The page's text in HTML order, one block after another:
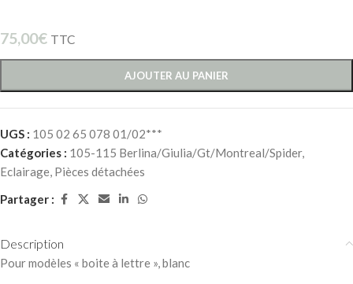
75,00€ TTC
AJOUTER AU PANIER
UGS : 105 02 65 078 01/02***
Catégories : 105-115 Berlina/Giulia/Gt/Montreal/Spider,
Eclairage, Pièces détachées
Partager :
Description
Pour modèles « boite à lettre », blanc